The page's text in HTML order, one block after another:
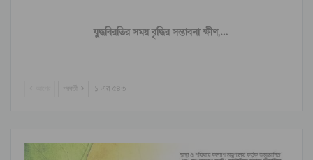
যুদ্ধবিরতির সময় বৃদ্ধির সম্ভাবনা ক্ষীণ,…
পরবর্তী ১ এর ৫৪৩